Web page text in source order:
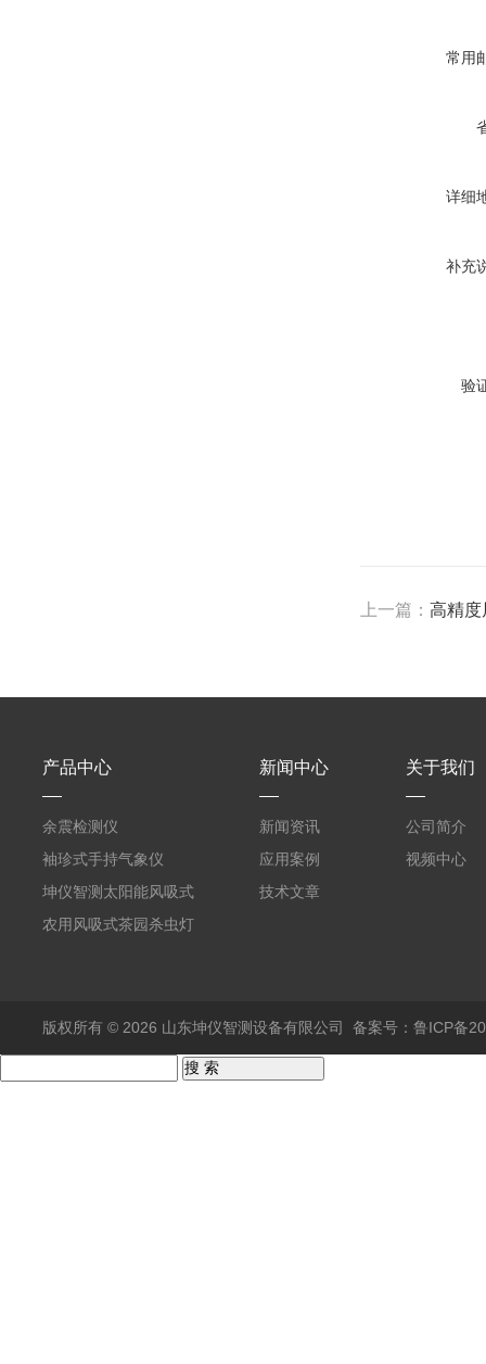
常用
详细
补充
验
上一篇：高精度
产品中心
余震检测仪
袖珍式手持气象仪
坤仪智测太阳能风吸式
杀虫灯
农用风吸式茶园杀虫灯
新闻中心
新闻资讯
应用案例
技术文章
关于我们
公司简介
视频中心
版权所有 © 2026 山东坤仪智测设备有限公司 备案号：鲁ICP备